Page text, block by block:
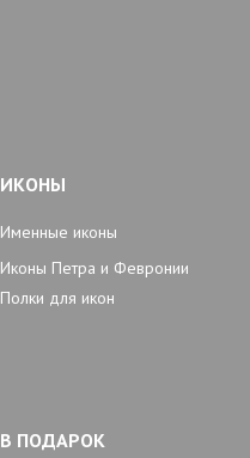
ИКОНЫ
Именные иконы
Иконы Петра и Февронии
Полки для икон
В ПОДАРОК